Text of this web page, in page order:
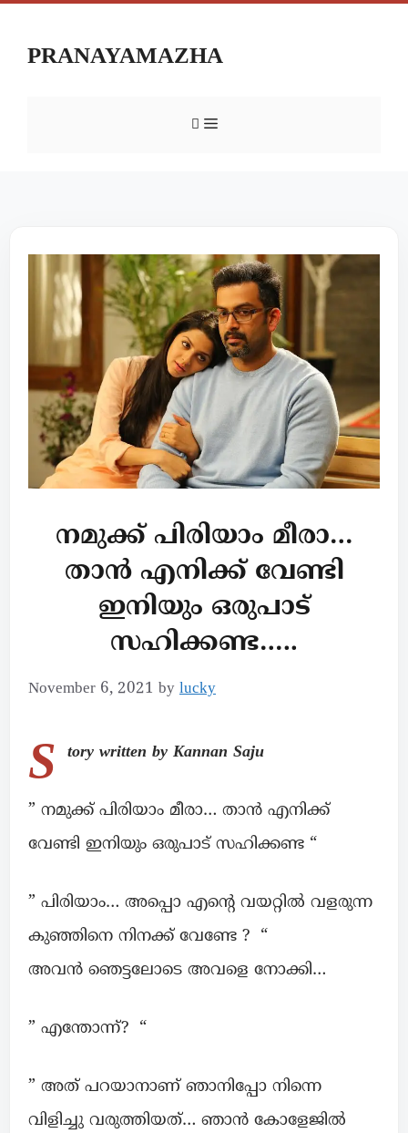
PRANAYAMAZHA
നമുക്ക് പിരിയാം മീരാ…
താൻ എനിക്ക് വേണ്ടി
ഇനിയും ഒരുപാട്
സഹിക്കണ്ട…..
November 6, 2021 by lucky
S tory written by Kannan Saju
” നമുക്ക് പിരിയാം മീരാ… താൻ എനിക്ക്
വേണ്ടി ഇനിയും ഒരുപാട് സഹിക്കണ്ട “
” പിരിയാം… അപ്പൊ എന്റെ വയറ്റിൽ വളരുന്ന
കുഞ്ഞിനെ നിനക്ക് വേണ്ടേ ? “
അവൻ ഞെട്ടലോടെ അവളെ നോക്കി…
” എന്തോന്ന്? “
” അത് പറയാനാണ് ഞാനിപ്പോ നിന്നെ
വിളിച്ചു വരുത്തിയത്… ഞാൻ കോളേജിൽ